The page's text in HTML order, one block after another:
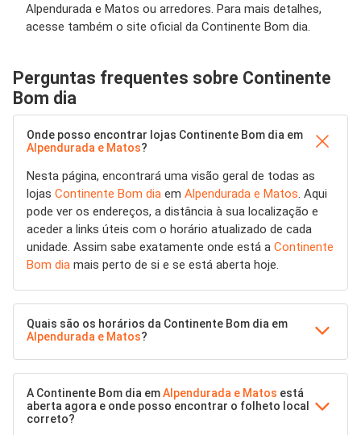
Alpendurada e Matos ou arredores. Para mais detalhes,
acesse também o site oficial da Continente Bom dia.
Perguntas frequentes sobre Continente
Bom dia
Onde posso encontrar lojas Continente Bom dia em
Alpendurada e Matos?
Nesta página, encontrará uma visão geral de todas as
lojas Continente Bom dia em Alpendurada e Matos. Aqui
pode ver os endereços, a distância à sua localização e
aceder a links úteis com o horário atualizado de cada
unidade. Assim sabe exatamente onde está a Continente
Bom dia mais perto de si e se está aberta hoje.
Quais são os horários da Continente Bom dia em
Alpendurada e Matos?
A Continente Bom dia emAlpendurada e Matos está
aberta agora e onde posso encontrar o folheto local
correto?